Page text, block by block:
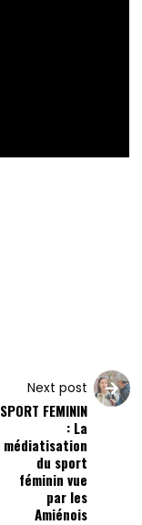
Next post
SPORT FEMININ
: La
médiatisation
du sport
féminin vue
par les
Amiénois